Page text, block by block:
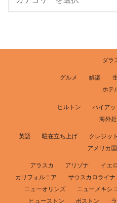
ダラ
グルメ 娯楽
ホテ
ヒルトン ハイアッ
海外
英語 駐在立ち上げ クレジッ
アメリカ
アラスカ アリゾナ イエ
カリフォルニア
サウスカロライナ
ニューオリンズ
ニューメキシコ
ヒューストン
ボストン